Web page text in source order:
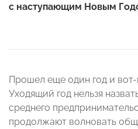
с наступающим Новым
Прошел еще один год и
Уходящий год нельзя
среднего
продолжают волновать